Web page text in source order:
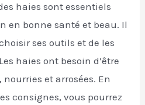
haies sont essentiels
en bonne santé et beau. Il
ses outils et de les
haies ont besoin d’être
et arrosées. En
consignes, vous pourrez